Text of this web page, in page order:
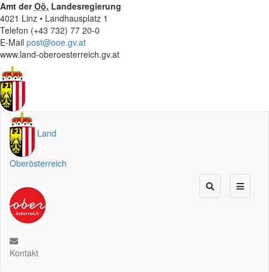
Amt derOö. Landesregierung
4021 Linz • Landhausplatz 1
Telefon (+43 732) 77 20-0
E-Mail post@ooe.gv.at
www.land-oberoesterreich.gv.at
Land
Oberösterreich
Kontakt